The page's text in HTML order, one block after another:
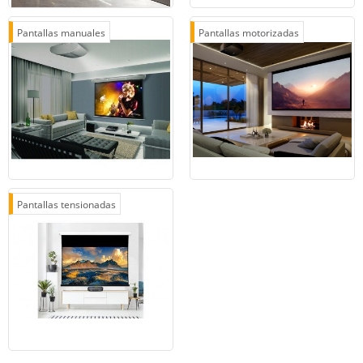
Pantallas manuales Pantallas motorizadas
Pantallas tensionadas